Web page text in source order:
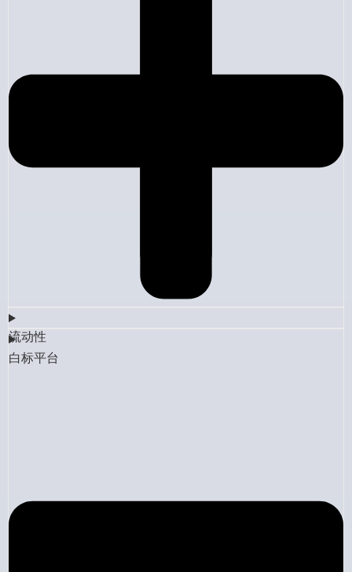
流动性
白标平台